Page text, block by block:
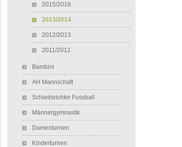
2015/2016
2013/2014
2012/2013
2011/2012
Bambini
AH Mannschaft
Schiedsrichter Fussball
Männergymnastik
Damenturnen
Kinderturnen